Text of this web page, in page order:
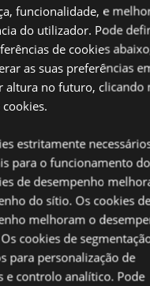
Produto
Fadas Florais
mais acerca de comprar na
de informação para o
do Produto
16cm Largura 22cm
5055071605628
8
funcionalidade, e
do utilizador. Pode
de cookies
as suas preferências
altura no futuro, clicando
estritamente
para o funcionamento
de desempenho
do sítio. Os cookies
melhoram o
cookies de
para personalização de
e controlo analítico. Pode